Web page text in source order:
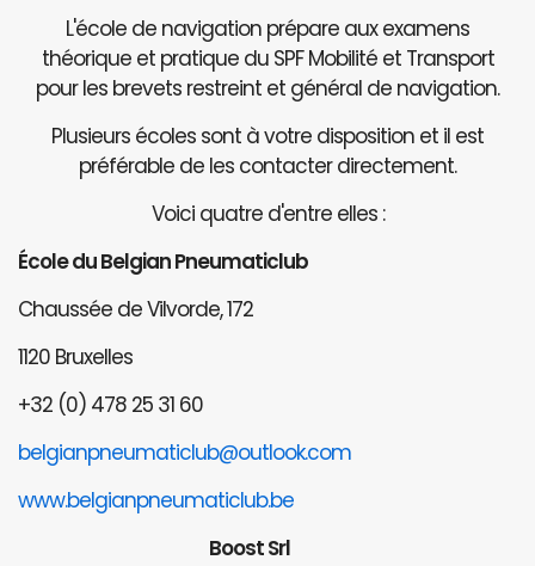
L'école de navigation prépare aux examens
théorique et pratique du SPF Mobilité et Transport
pour les brevets restreint et général de navigation.
Plusieurs écoles sont à votre disposition et il est
préférable de les contacter directement.
Voici quatre d'entre elles :
École du Belgian Pneumaticlub
Chaussée de Vilvorde, 172
1120 Bruxelles
+32 (0) 478 25 31 60
belgianpneumaticlub@outlook.com
www.belgianpneumaticlub.be
Boost Srl